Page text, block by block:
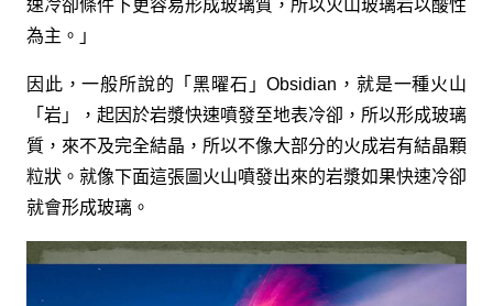
速冷卻條件下更容易形成玻璃質，所以火山玻璃岩以酸性
為主。」
因此，一般所說的「黑曜石」Obsidian，就是一種火山
「岩」，起因於岩漿快速噴發至地表冷卻，所以形成玻璃
質，來不及完全結晶，所以不像大部分的火成岩有結晶顆
粒狀。就像下面這張圖火山噴發出來的岩漿如果快速冷卻
就會形成玻璃。